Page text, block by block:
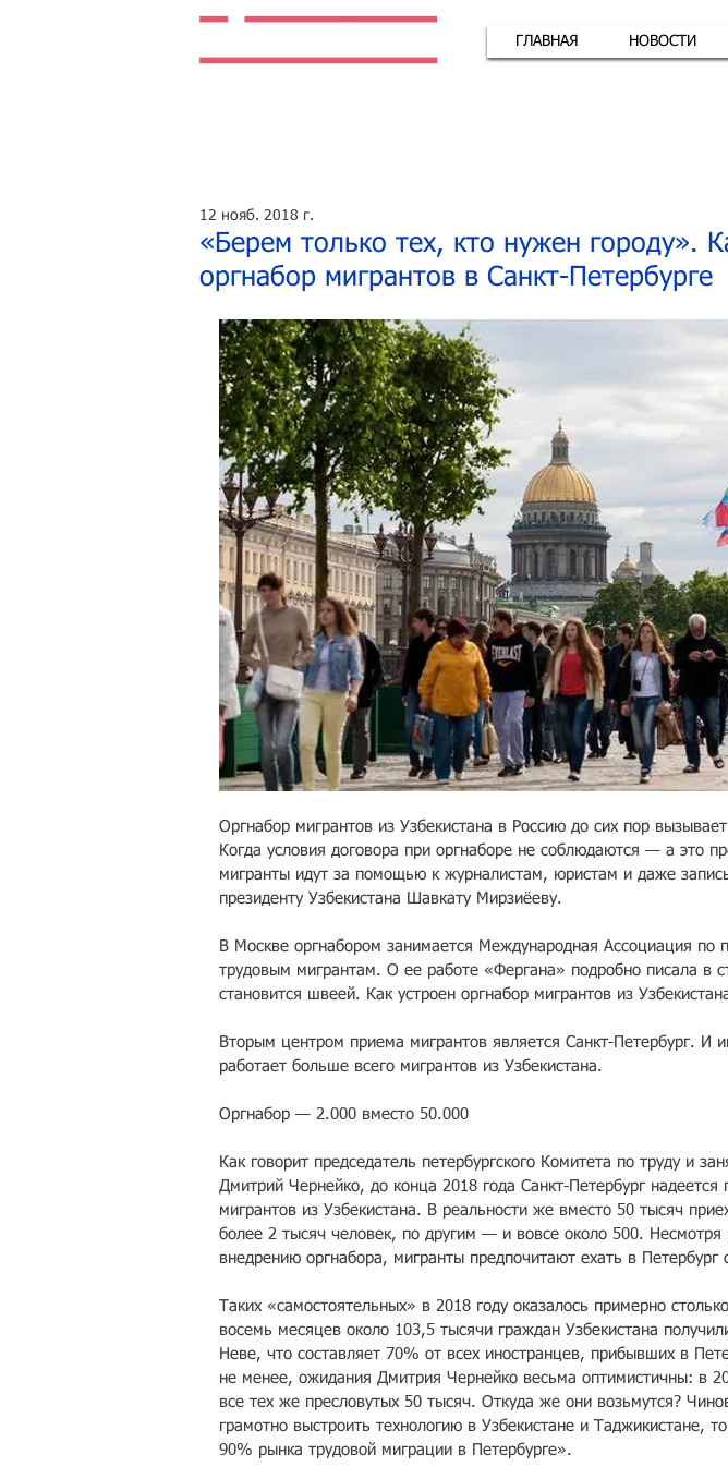
ГЛАВНАЯ НОВОСТИ
«Берем только тех, кто нужен городу».
оргнабор мигрантов в Санкт-Петербурге
12 нояб. 2018 г.
Оргнабор мигрантов из Узбекистана в Россию до сих пор
Когда условия договора при оргнаборе не соблюдаются — а это
мигранты идут за помощью к журналистам, юристам и даже
президенту Узбекистана Шавкату Мирзиёеву.
В Москве оргнабором занимается Международная Ассоциация по
трудовым мигрантам. О ее работе «Фергана» подробно писала в
становится швеей. Как устроен оргнабор мигрантов из
Вторым центром приема мигрантов является Санкт-Петербург. И
работает больше всего мигрантов из Узбекистана.
Оргнабор — 2.000 вместо 50.000
Как говорит председатель петербургского Комитета по труду и
Дмитрий Чернейко, до конца 2018 года Санкт-Петербург надеется
мигрантов из Узбекистана. В реальности же вместо 50 тысяч
более 2 тысяч человек, по другим — и вовсе около 500. Несмотря
внедрению оргнабора, мигранты предпочитают ехать в Петербург
Таких «самостоятельных» в 2018 году оказалось примерно
восемь месяцев около 103,5 тысячи граждан Узбекистана
Неве, что составляет 70% от всех иностранцев, прибывших в
не менее, ожидания Дмитрия Чернейко весьма оптимистичны: в
все тех же пресловутых 50 тысяч. Откуда же они возьмутся?
грамотно выстроить технологию в Узбекистане и Таджикистане,
90% рынка трудовой миграции в Петербурге».